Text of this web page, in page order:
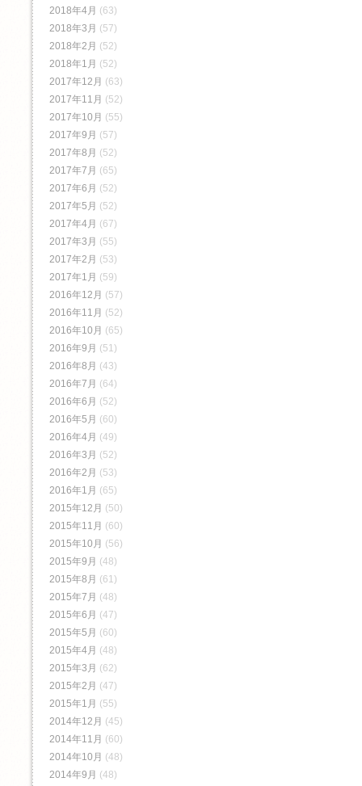
2018年4月 (63)
2018年3月 (57)
2018年2月 (52)
2018年1月 (52)
2017年12月 (63)
2017年11月 (52)
2017年10月 (55)
2017年9月 (57)
2017年8月 (52)
2017年7月 (65)
2017年6月 (52)
2017年5月 (52)
2017年4月 (67)
2017年3月 (55)
2017年2月 (53)
2017年1月 (59)
2016年12月 (57)
2016年11月 (52)
2016年10月 (65)
2016年9月 (51)
2016年8月 (43)
2016年7月 (64)
2016年6月 (52)
2016年5月 (60)
2016年4月 (49)
2016年3月 (52)
2016年2月 (53)
2016年1月 (65)
2015年12月 (50)
2015年11月 (60)
2015年10月 (56)
2015年9月 (48)
2015年8月 (61)
2015年7月 (48)
2015年6月 (47)
2015年5月 (60)
2015年4月 (48)
2015年3月 (62)
2015年2月 (47)
2015年1月 (55)
2014年12月 (45)
2014年11月 (60)
2014年10月 (48)
2014年9月 (48)